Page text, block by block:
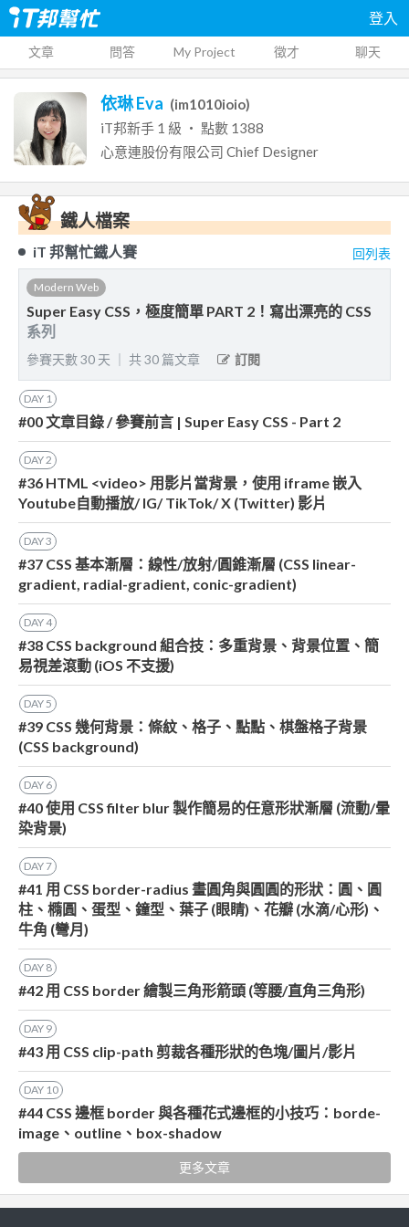
登入
文章 問答 My Project 徵才 聊天
依琳 Eva (im1010ioio)
iT邦新手 1 級 ‧ 點數 1388
心意連股份有限公司 Chief Designer
鐵人檔案
iT 邦幫忙鐵人賽 回列表
Modern Web
Super Easy CSS，極度簡單 PART 2！寫出漂亮的 CSS
系列
參賽天數30 天 共30 篇文章 訂閱
DAY 1
#00 文章目錄 / 參賽前言 | Super Easy CSS - Part 2
DAY2
#36 HTML <video> 用影片當背景，使用 iframe 嵌入
Youtube自動播放/ IG/ TikTok/ X (Twitter) 影片
DAY3
#37 CSS 基本漸層：線性/放射/圓錐漸層 (CSS linear-
gradient, radial-gradient, conic-gradient)
DAY4
#38 CSS background 組合技：多重背景、背景位置、簡
易視差滾動 (iOS 不支援)
DAY5
#39 CSS 幾何背景：條紋、格子、點點、棋盤格子背景
(CSS background)
DAY 6
#40 使用 CSS filter blur 製作簡易的任意形狀漸層 (流動/暈
染背景)
DAY7
#41 用 CSS border-radius 畫圓角與圓圓的形狀：圓、圓
柱、橢圓、蛋型、鐘型、葉子 (眼睛)、花瓣 (水滴/心形)、
牛角 (彎月)
DAY 8
#42 用 CSS border 繪製三角形箭頭 (等腰/直角三角形)
DAY 9
#43 用 CSS clip-path 剪裁各種形狀的色塊/圖片/影片
DAY 10
#44 CSS 邊框 border 與各種花式邊框的小技巧：borde-
image、outline、box-shadow
更多文章